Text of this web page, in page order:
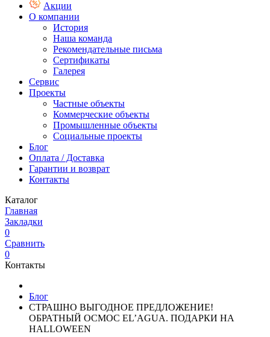
Акции
О компании
История
Наша команда
Рекомендательные письма
Сертификаты
Галерея
Сервис
Проекты
Частные объекты
Коммерческие объекты
Промышленные объекты
Социальные проекты
Блог
Оплата / Доставка
Гарантии и возврат
Контакты
Каталог
Главная
Закладки
0
Сравнить
0
Контакты
Блог
СТРАШНО ВЫГОДНОЕ ПРЕДЛОЖЕНИЕ!
ОБРАТНЫЙ ОСМОС EL’AGUA. ПОДАРКИ НА
HALLOWEEN